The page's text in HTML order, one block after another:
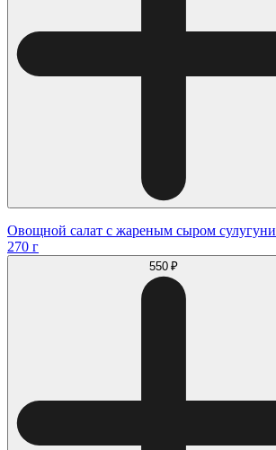
Овощной салат с жареным сыром сулугуни
270 г
550 ₽